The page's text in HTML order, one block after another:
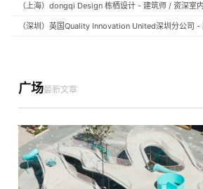
广场最新文章